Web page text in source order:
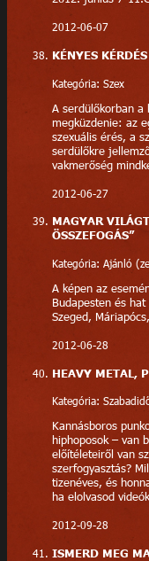
2012-06-07
KÉNYES
Kategória: Szex
A serdülőkorban a
megküzdenie: az
szexuális érés, a
serdülőkre
vakmerőség
2012-06-27
MAGYAR
ÖSSZEFOGÁS”
Kategória: Ajánló
A képen az
Budapesten és
Szeged,
2012-06-28
HEAVY METAL,
Kategória:
Kannásboros
hiphoposok – van
előítéleteiről van
szerfogyasztás?
tizenéves, és
ha elolvasod
2012-09-28
ISMERD MEG